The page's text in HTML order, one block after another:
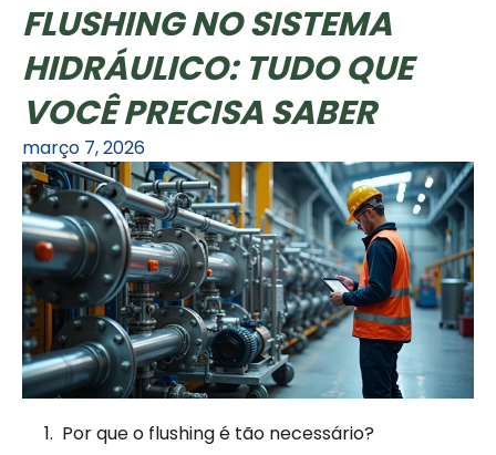
FLUSHING NO SISTEMA
HIDRÁULICO: TUDO QUE
VOCÊ PRECISA SABER
março 7, 2026
Por que o flushing é tão necessário?